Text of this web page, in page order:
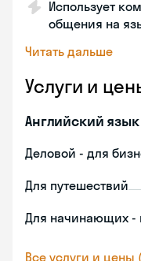
Использует
общения на
Читать дальше
Услуги и
Английский язык
Деловой - для
Для путешествий
Для начинающих -
Все услуги и цены